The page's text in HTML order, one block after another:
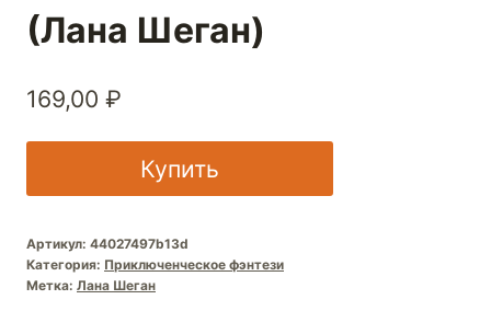
(Лана Шеган)
169,00 ₽
Купить
Артикул: 44027497b13d
Категория: Приключенческое фэнтези
Метка: Лана Шеган